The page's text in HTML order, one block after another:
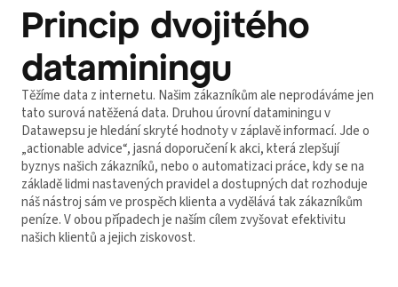
Princip dvojitého
dataminingu
Těžíme data z internetu. Našim zákazníkům ale neprodáváme jen
tato surová natěžená data. Druhou úrovní dataminingu v
Datawepsu je hledání skryté hodnoty v záplavě informací. Jde o
„actionable advice“, jasná doporučení k akci, která zlepšují
byznys našich zákazníků, nebo o automatizaci práce, kdy se na
základě lidmi nastavených pravidel a dostupných dat rozhoduje
náš nástroj sám ve prospěch klienta a vydělává tak zákazníkům
peníze. V obou případech je naším cílem zvyšovat efektivitu
našich klientů a jejich ziskovost.